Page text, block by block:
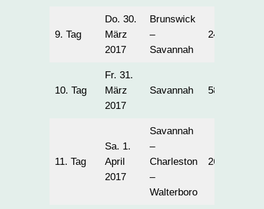
9. Tag
Do. 30.
März
2017
Brunswick
–
Savannah
241
10. Tag
Fr. 31.
März
2017
Savannah 58
11. Tag
Sa. 1.
April
2017
Savannah
–
Charleston
–
Walterboro
266